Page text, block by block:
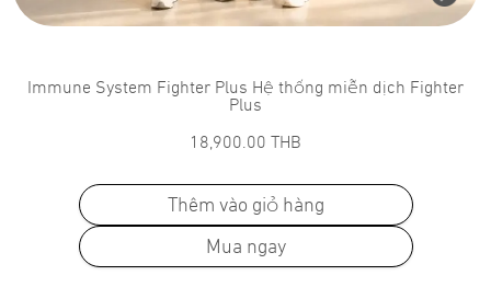
Immune System Fighter Plus Hệ thống miễn dịch Fighter
Plus
18,900.00 THB
Thêm vào giỏ hàng
Mua ngay